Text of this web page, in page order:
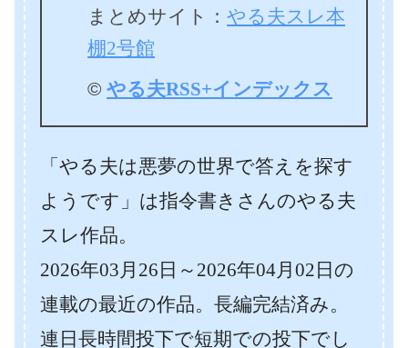
まとめサイト： やる夫スレ本
棚2号館
© やる夫RSS+インデックス
「やる夫は悪夢の世界で答えを探す
ようです」は指令書きさんのやる夫
スレ作品。
2026年03月26日～2026年04月02日の
連載の最近の作品。長編完結済み。
連日長時間投下で短期での投下でし